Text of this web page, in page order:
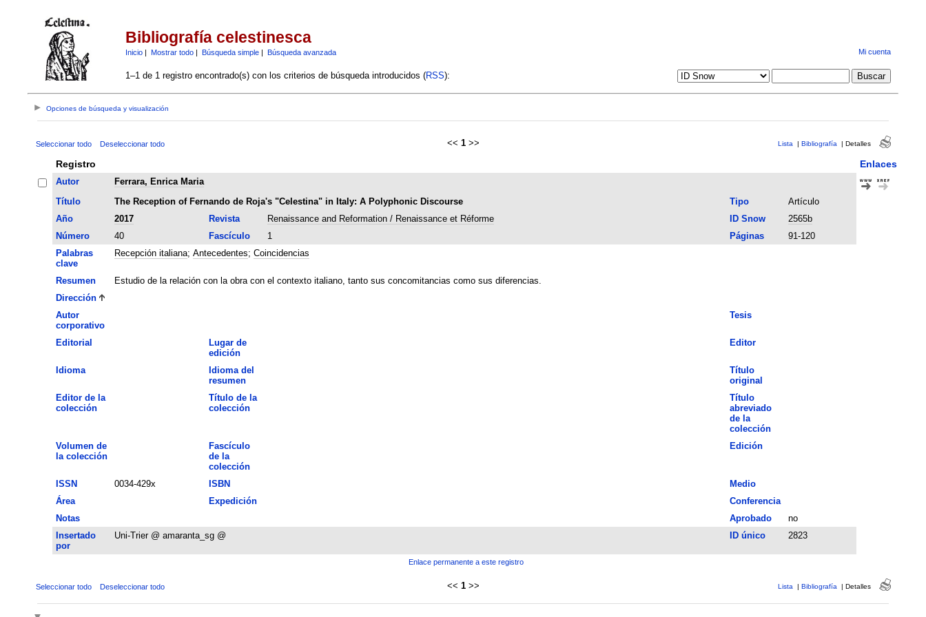
Bibliografía celestinesca
Inicio| Mostrar todo| Búsqueda simple| Búsqueda avanzada Mi cuenta
1–1 de 1 registro encontrado(s) con los criterios de búsqueda introducidos (RSS):
Opciones de búsqueda y visualización
Seleccionar todo Deseleccionar todo << 1 >> Lista | Bibliografía | Detalles
Registro Enlaces
Autor
Ferrara, Enrica Maria
Título
The Reception of Fernando de Roja's "Celestina" in Italy: A Polyphonic Discourse Tipo
Artículo
Año
2017 Revista Renaissance and Reformation / Renaissance et Réforme ID Snow
2565b
Número
40 Fascículo 1 Páginas
91-120
Palabras
clave
Recepción italiana; Antecedentes; Coincidencias
Resumen
Estudio de la relación con la obra con el contexto italiano, tanto sus concomitancias como sus diferencias.
Dirección
Autor
corporativo
Tesis
Editorial
Lugar de
edición
Editor
Idioma
Idioma del
resumen
Título
original
Editor de la
colección
Título de la
colección
Título
abreviado
de la
colección
Volumen de
la colección
Fascículo
de la
colección
Edición
ISSN 0034-429x ISBN
Medio
Área
Expedición
Conferencia
Notas
Aprobado
no
Insertado
por
Uni-Trier @ amaranta_sg @ ID único 2823
Enlace permanente a este registro
Seleccionar todo Deseleccionar todo << 1 >> Lista | Bibliografía | Detalles